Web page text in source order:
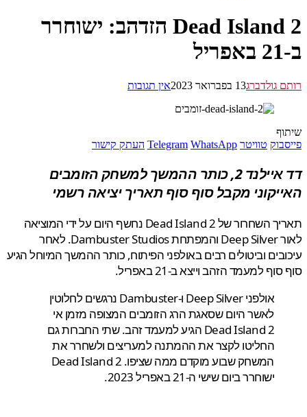
Dead Island 2 הזדהב: ישוחרר
גולדברג13 בפברואר 2023 אין תגובות
טוויטר Telegram WhatsApp העתק קישור
דד איילנד 2, כותר ההמשך למשחק הזומבים
מקבל סוף סוף תאריך יציאה רשמי
תאריך השחרור של Dead Island 2 נחשף היום על ידי המוציאה
לאור Deep Silver והמפתחת Dambuster Studios. לאחר
וביטולים רבים באולפני הפיתוח, כותר ההמשך המיוחל הגיע
למעמד הזהב וייצא ב-21 באפריל.
אולפני Deep Silver ו-Dambuster נרגשים לחלוטין
לאשר היום שסאגת הרג הזומבים המצופה מזמן אי
Dead Island 2 הגיע למעמד זהב. שתי החברות גם
החליטו לקצר את ההמתנה למעריצים ולשחרר את
המשחק שבוע מוקדם ממה שציפו. Dead Island 2
ישוחרר ביום שישי ה-21 באפריל 2023.